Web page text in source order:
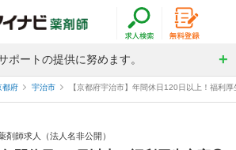
ポートの提供に努めます。
都府 宇治市 【京都府宇治市】年間休日120日以上！福利
剤師求人（法人名非公開）